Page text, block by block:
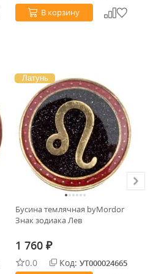
В корзину
Латунь
Бусина темлячная byMordor
Знак зодиака Лев
1 760 ₽
0.0 Код: УТ000024665